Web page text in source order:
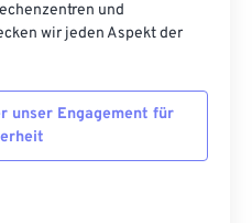
und
wir jeden Aspekt der
unser Engagement für